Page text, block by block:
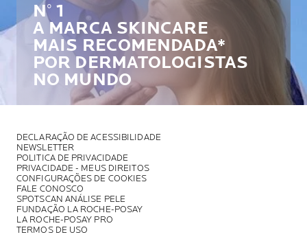
N° 1
A MARCA SKINCARE
MAIS RECOMENDADA*
POR DERMATOLOGISTAS
NO MUNDO
DECLARAÇÃO DE ACESSIBILIDADE
NEWSLETTER
POLITICA DE PRIVACIDADE
PRIVACIDADE - MEUS DIREITOS
CONFIGURAÇÕES DE COOKIES
FALE CONOSCO
SPOTSCAN ANÁLISE PELE
FUNDAÇÃO LA ROCHE-POSAY
LA ROCHE-POSAY PRO
TERMOS DE USO